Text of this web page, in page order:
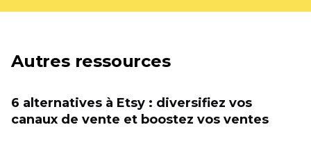
Autres ressources
6 alternatives à Etsy : diversifiez vos
canaux de vente et boostez vos ventes